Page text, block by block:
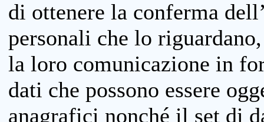
di ottenere la conferma
personali che lo
la loro comunicazione in
dati che possono essere
anagrafici nonché il set di